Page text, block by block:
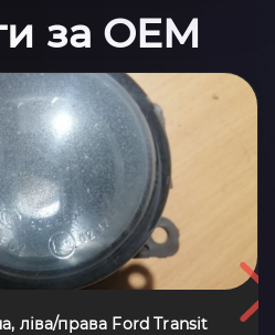
за OEM
ліва/права Ford Transit